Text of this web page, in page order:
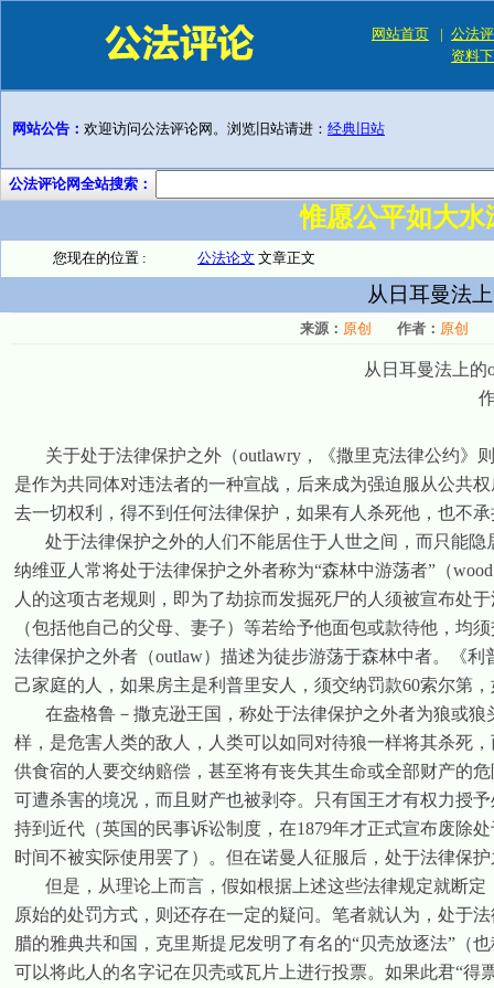
网站首页 | 公法
资料
网站公告： 欢迎访问公法评论网。浏览旧站请进： 经典旧站
公法评论网全站搜索：
惟愿公平如大
您现在的位置 : 公法论文 文章正文
从日耳曼法
来源： 原创 作者： 原创
从日耳曼法上的
关于处于法律保护之外（outlawry，《撒里克法律公约》
是作为共同体对违法者的一种宣战，后来成为强迫服从公共
去一切权利，得不到任何法律保护，如果有人杀死他，也不
处于法律保护之外的人们不能居住于人世之间，而只能
纳维亚人常将处于法律保护之外者称为“森林中游荡者”（
人的这项古老规则，即为了劫掠而发掘死尸的人须被宣布处
（包括他自己的父母、妻子）等若给予他面包或款待他，均
法律保护之外者（outlaw）描述为徒步游荡于森林中者。《利
己家庭的人，如果房主是利普里安人，须交纳罚款60索尔第
在盎格鲁－撒克逊王国，称处于法律保护之外者为狼或狼
样，是危害人类的敌人，人类可以如同对待狼一样将其杀死
供食宿的人要交纳赔偿，甚至将有丧失其生命或全部财产的
可遭杀害的境况，而且财产也被剥夺。只有国王才有权力授
持到近代（英国的民事诉讼制度，在1879年才正式宣布废除
时间不被实际使用罢了）。但在诺曼人征服后，处于法律保
但是，从理论上而言，假如根据上述这些法律规定就断
原始的处罚方式，则还存在一定的疑问。笔者就认为，处于
腊的雅典共和国， 克里斯提尼发明了有名的“贝壳放逐法”（
可以将此人的名字记在贝壳或瓦片上进行投票。如果此君“